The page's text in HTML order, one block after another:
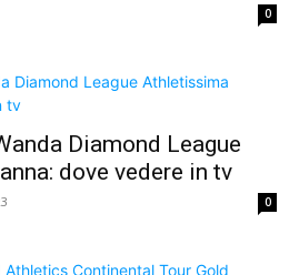
0
Diamond League
dove vedere in tv
0